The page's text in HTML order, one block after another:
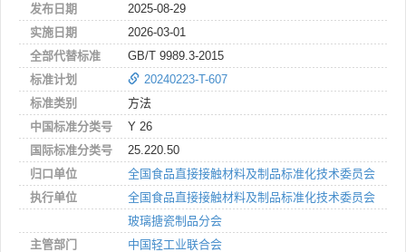
发布日期
2025-08-29
实施日期
2026-03-01
全部代替标准
GB/T 9989.3-2015
标准计划
20240223-T-607
标准类别
方法
中国标准分类号
Y 26
国际标准分类号
25.220.50
归口单位
全国食品直接接触材料及制品标准化技术委员会
执行单位
全国食品直接接触材料及制品标准化技术委员会
玻璃搪瓷制品分会
主管部门
中国轻工业联合会